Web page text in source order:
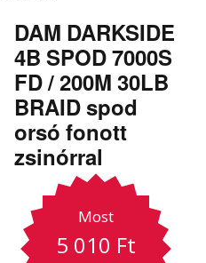
DAM DARKSIDE
4B SPOD 7000S
FD / 200M 30LB
BRAID spod
orsó fonott
zsinórral
Most
5 010 Ft